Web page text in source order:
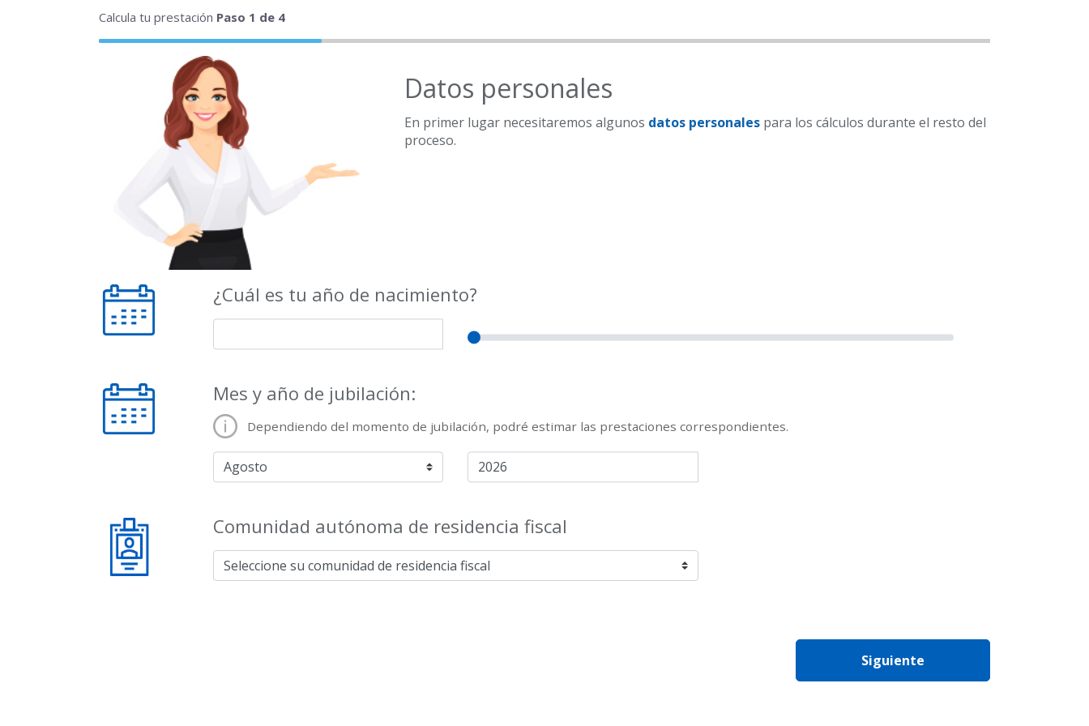
Calcula tu prestación Paso 1 de 4
Datos personales
En primer lugar necesitaremos algunos datos personalespara los cálculos durante el resto del
proceso.
¿Cuál es tu año de nacimiento?
Mes y año de jubilación:
Dependiendo del momento de jubilación, podré estimar las prestaciones correspondientes.
Comunidad autónoma de residencia fiscal
Siguiente